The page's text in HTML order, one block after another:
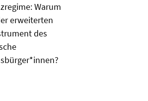
Warum
erweiterten
des